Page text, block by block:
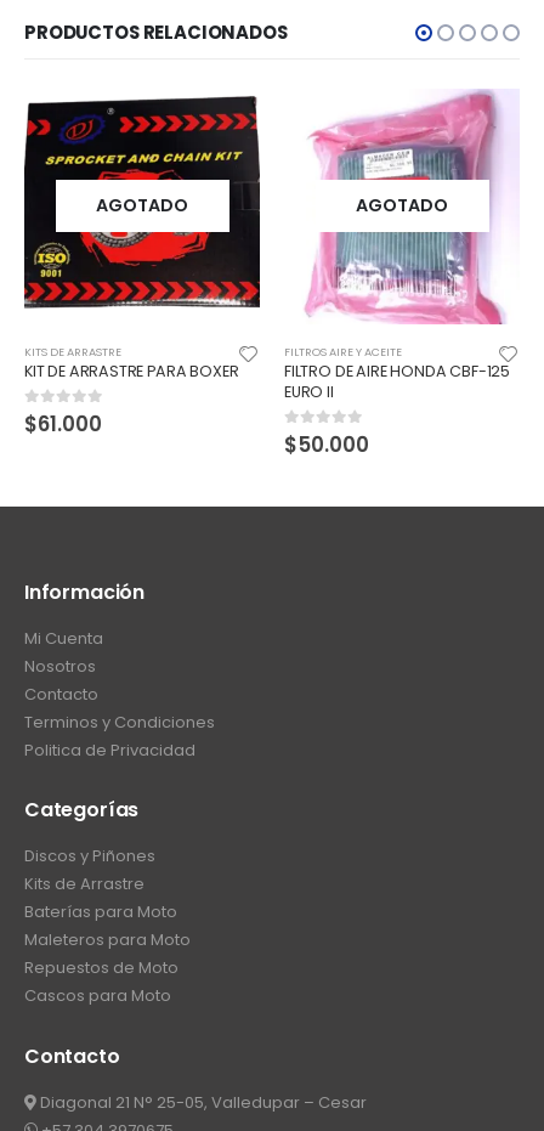
PRODUCTOS RELACIONADOS
AGOTADO
KITS DE ARRASTRE
KIT DE ARRASTRE PARA BOXER
0out of 5
$61.000
AGOTADO
FILTROS AIRE Y ACEITE
FILTRO DE AIRE HONDA CBF-125
EURO II
0out of 5
$50.000
Información
Mi Cuenta
Nosotros
Contacto
Terminos y Condiciones
Politica de Privacidad
Categorías
Discos y Piñones
Kits de Arrastre
Baterías para Moto
Maleteros para Moto
Repuestos de Moto
Cascos para Moto
Contacto
Diagonal 21 N° 25-05, Valledupar – Cesar